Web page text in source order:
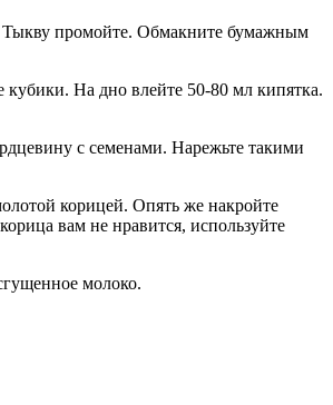
Тыкву промойте. Обмакните бумажным
На дно влейте 50-80 мл кипятка.
с семенами. Нарежьте такими
корицей. Опять же накройте
вам не нравится, используйте
молоко.